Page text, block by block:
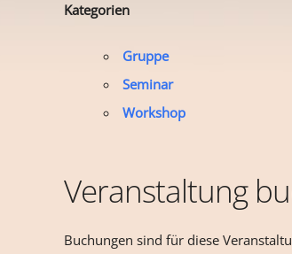
Kategorien
Gruppe
Seminar
Workshop
Veranstaltung
Buchungen sind für diese